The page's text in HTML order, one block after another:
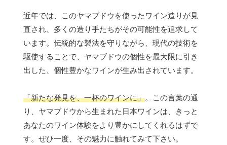
近年では、このヤマブドウを使ったワイン造りが見
直され、多くの造り手たちがその可能性を追求して
います。伝統的な製法を守りながら、現代の技術を
駆使することで、ヤマブドウの個性を最大限に引き
出した、個性豊かなワインが生み出されています。
「新たな発見を、一杯のワインに」。この言葉の通
り、ヤマブドウから生まれた日本ワインは、きっと
あなたのワイン体験をより豊かにしてくれるはずで
す。ぜひ一度、その魅力に触れてみて下さい。